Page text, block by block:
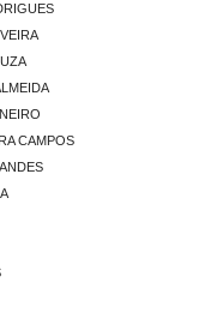
CAMPOS